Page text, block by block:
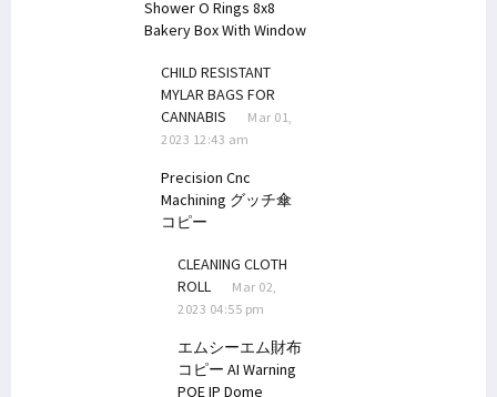
Shower O Rings 8x8
Bakery Box With Window
CHILD RESISTANT
MYLAR BAGS FOR
CANNABIS
Mar 01,
2023 12:43 am
Precision Cnc
Machining グッチ傘
コピー
CLEANING CLOTH
ROLL
Mar 02,
2023 04:55 pm
エムシーエム財布
コピー AI Warning
POE IP Dome